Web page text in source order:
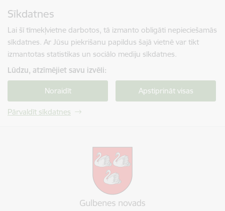
Sīkdatnes
Lai šī tīmekļvietne darbotos, tā izmanto obligāti nepieciešamās
sīkdatnes. Ar Jūsu piekrišanu papildus šajā vietnē var tikt
izmantotas statistikas un sociālo mediju sīkdatnes.
Lūdzu, atzīmējiet savu izvēli:
Noraidīt Apstiprināt visas
Pārvaldīt sīkdatnes